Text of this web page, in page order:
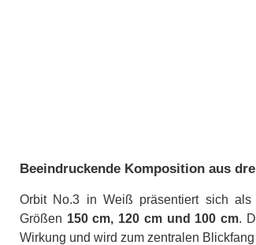
Beeindruckende Komposition aus
Orbit No.3 in Weiß präsentiert sich als
Größen 150 cm, 120 cm und 100 cm.
Wirkung und wird zum zentralen